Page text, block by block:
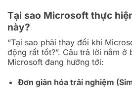
Tại sao Microsoft thực
này?
“Tại sao phải thay đổi khi
động rất tốt?”. Câu trả lời nằm ở
Microsoft đang hướng tới:
Đơn giản hóa trải nghiệm